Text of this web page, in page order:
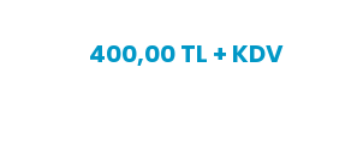
400,00 TL + KDV